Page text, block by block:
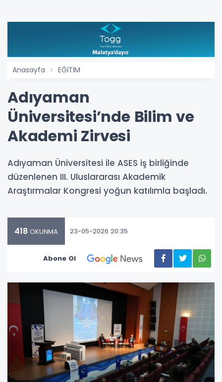
Anasayfa EĞİTİM
Adıyaman
Üniversitesi’nde Bilim ve
Akademi Zirvesi
Adıyaman Üniversitesi ile ASES iş birliğinde
düzenlenen III. Uluslararası Akademik
Araştırmalar Kongresi yoğun katılımla başladı.
418 OKUNMA 23-05-2026 20:35
Abone Ol